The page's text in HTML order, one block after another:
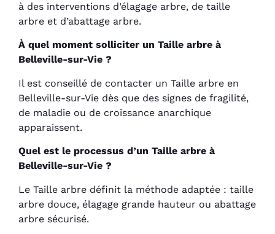
à des interventions d’élagage arbre, de taille
arbre et d’abattage arbre.
À quel moment solliciter un Taille arbre à
Belleville-sur-Vie ?
Il est conseillé de contacter un Taille arbre en
Belleville-sur-Vie dès que des signes de fragilité,
de maladie ou de croissance anarchique
apparaissent.
Quel est le processus d’un Taille arbre à
Belleville-sur-Vie ?
Le Taille arbre définit la méthode adaptée : taille
arbre douce, élagage grande hauteur ou abattage
arbre sécurisé.